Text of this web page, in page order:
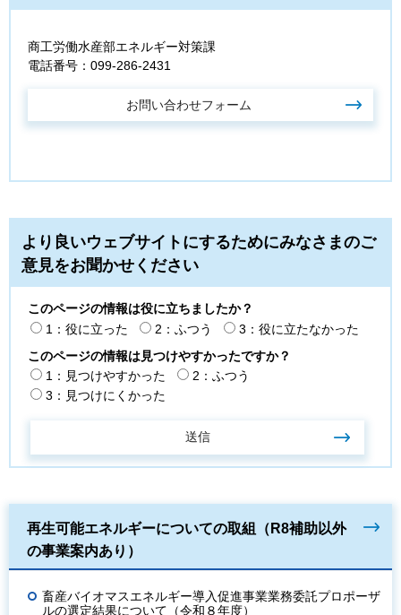
商工労働水産部エネルギー対策課
電話番号：099-286-2431
より良いウェブサイトにするためにみなさまのご
意見をお聞かせください
このページの情報は役に立ちましたか？
1：役に立った
2：ふつう
3：役に立たなかった
このページの情報は見つけやすかったですか？
1：見つけやすかった
2：ふつう
3：見つけにくかった
再生可能エネルギーについての取組（R8補助以外
の事業案内あり）
畜産バイオマスエネルギー導入促進事業業務委託プロポーザ
ルの選定結果について（令和８年度）